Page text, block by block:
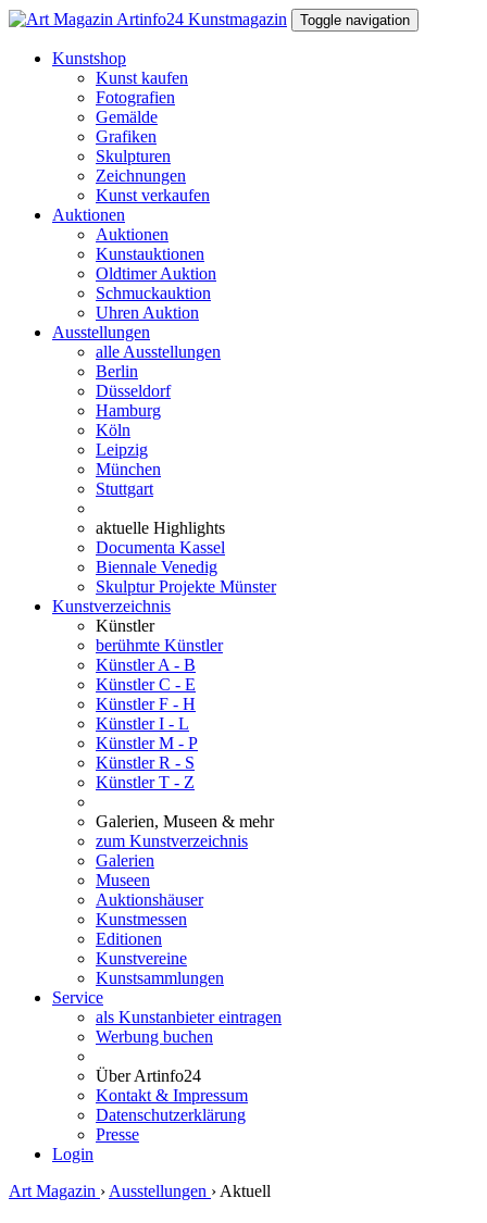
Toggle navigation
Kunstshop
Kunst kaufen
Fotografien
Gemälde
Grafiken
Skulpturen
Zeichnungen
Kunst verkaufen
Auktionen
Auktionen
Kunstauktionen
Oldtimer Auktion
Schmuckauktion
Uhren Auktion
Ausstellungen
alle Ausstellungen
Berlin
Düsseldorf
Hamburg
Köln
Leipzig
München
Stuttgart
aktuelle Highlights
Documenta Kassel
Biennale Venedig
Skulptur Projekte Münster
Kunstverzeichnis
Künstler
berühmte Künstler
Künstler A - B
Künstler C - E
Künstler F - H
Künstler I - L
Künstler M - P
Künstler R - S
Künstler T - Z
Galerien, Museen & mehr
zum Kunstverzeichnis
Galerien
Museen
Auktionshäuser
Kunstmessen
Editionen
Kunstvereine
Kunstsammlungen
Service
als Kunstanbieter eintragen
Werbung buchen
Über Artinfo24
Kontakt & Impressum
Datenschutzerklärung
Presse
Login
Art Magazin › Ausstellungen › Aktuell